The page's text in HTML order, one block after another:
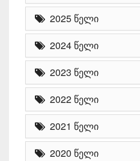
2025 წელი
2024 წელი
2023 წელი
2022 წელი
2021 წელი
2020 წელი